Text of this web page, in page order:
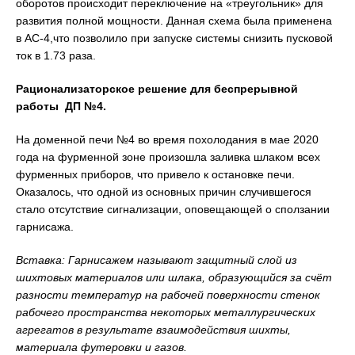
оборотов происходит переключение на «треугольник» для
развития полной мощности. Данная схема была применена
в АС-4,что позволило при запуске системы снизить пусковой
ток в 1.73 раза.
Рационализаторское решение для беспрерывной
работы ДП №4.
На доменной печи №4 во время похолодания в мае 2020
года на фурменной зоне произошла заливка шлаком всех
фурменных приборов, что привело к остановке печи.
Оказалось, что одной из основных причин случившегося
стало отсутствие сигнализации, оповещающей о сползании
гарнисажа.
Вставка: Гарнисажем называют защитный слой из
шихтовых материалов или шлака, образующийся за счёт
разности температур на рабочей поверхности стенок
рабочего пространства некоторых металлургических
агрегатов в результате взаимодействия шихты,
материала футеровки и газов.